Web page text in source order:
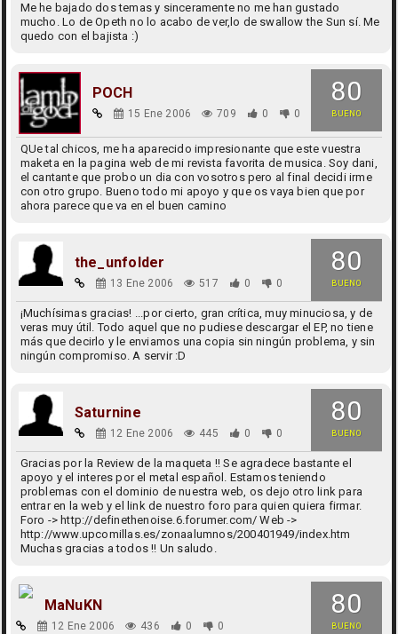
Me he bajado dos temas y sinceramente no me han gustado
mucho. Lo de Opeth no lo acabo de ver,lo de swallow the Sun sí. Me
quedo con el bajista :)
80
BUENO
POCH
15 Ene 2006 709 0 0
QUe tal chicos, me ha aparecido impresionante que este vuestra
maketa en la pagina web de mi revista favorita de musica. Soy dani,
el cantante que probo un dia con vosotros pero al final decidi irme
con otro grupo. Bueno todo mi apoyo y que os vaya bien que por
ahora parece que va en el buen camino
80
BUENO
the_unfolder
13 Ene 2006 517 0 0
¡Muchísimas gracias! ...por cierto, gran crítica, muy minuciosa, y de
veras muy útil. Todo aquel que no pudiese descargar el EP, no tiene
más que decirlo y le enviamos una copia sin ningún problema, y sin
ningún compromiso. A servir :D
80
BUENO
Saturnine
12 Ene 2006 445 0 0
Gracias por la Review de la maqueta !! Se agradece bastante el
apoyo y el interes por el metal español. Estamos teniendo
problemas con el dominio de nuestra web, os dejo otro link para
entrar en la web y el link de nuestro foro para quien quiera firmar.
Foro -> http://definethenoise.6.forumer.com/ Web ->
http://www.upcomillas.es/zonaalumnos/200401949/index.htm
Muchas gracias a todos !! Un saludo.
80
BUENO
MaNuKN
12 Ene 2006 436 0 0